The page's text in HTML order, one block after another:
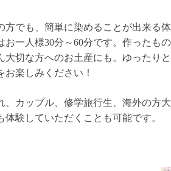
方でも、簡単に染めることが出来る
お一人様30分～60分です。作ったも
大切な方へのお土産にも。ゆったり
お楽しみください！
、カップル、修学旅行生、海外の方
体験していただくことも可能です。